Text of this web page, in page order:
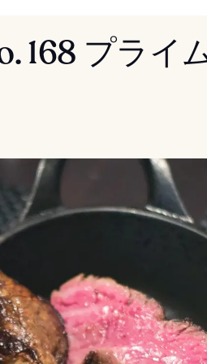
168 プライ